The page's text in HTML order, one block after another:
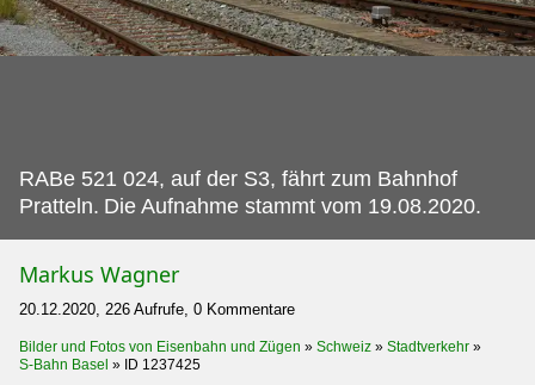
RABe 521 024, auf der S3, fährt zum Bahnhof
Pratteln. Die Aufnahme stammt vom 19.08.2020.
Markus Wagner
20.12.2020, 226 Aufrufe, 0 Kommentare
Bilder und Fotos von Eisenbahn und Zügen » Schweiz » Stadtverkehr »
S-Bahn Basel » ID 1237425